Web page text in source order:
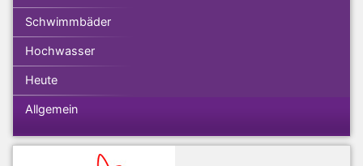
Schwimmbäder
Hochwasser
Heute
Allgemein